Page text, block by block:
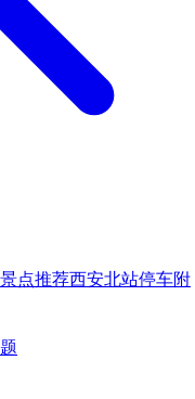
景点推荐西安北站停车附